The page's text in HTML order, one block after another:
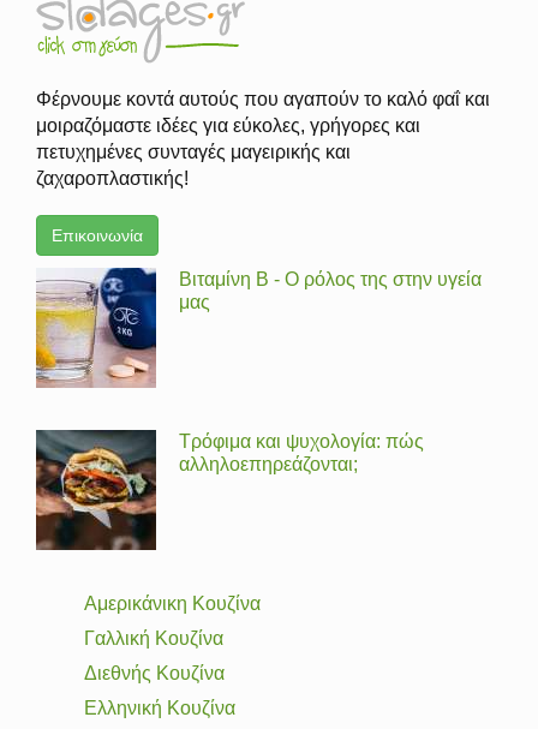
Φέρνουμε κοντά αυτούς που αγαπούν το καλό φαΐ και
μοιραζόμαστε ιδέες για εύκολες, γρήγορες και
πετυχημένες συνταγές μαγειρικής και
ζαχαροπλαστικής!
Επικοινωνία
Βιταμίνη Β - Ο ρόλος της στην υγεία
μας
Τρόφιμα και ψυχολογία: πώς
αλληλοεπηρεάζονται;
Αμερικάνικη Κουζίνα
Γαλλική Κουζίνα
Διεθνής Κουζίνα
Ελληνική Κουζίνα